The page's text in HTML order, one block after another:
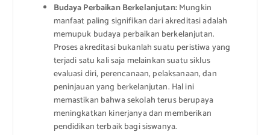
Budaya Perbaikan Berkelanjutan:Mungkin
manfaat paling signifikan dari akreditasi adalah
memupuk budaya perbaikan berkelanjutan.
Proses akreditasi bukanlah suatu peristiwa yang
terjadi satu kali saja melainkan suatu siklus
evaluasi diri, perencanaan, pelaksanaan, dan
peninjauan yang berkelanjutan. Hal ini
memastikan bahwa sekolah terus berupaya
meningkatkan kinerjanya dan memberikan
pendidikan terbaik bagi siswanya.